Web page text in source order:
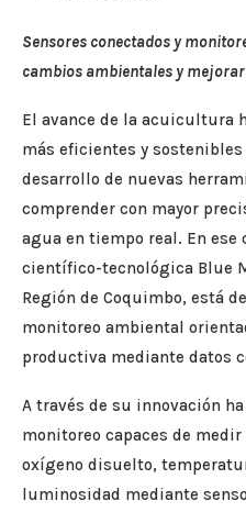
Sensores conectados y
cambios ambientales y
El avance de la acuicultura
más eficientes y
desarrollo de nuevas
comprender con mayor
agua en tiempo real. En ese
científico-tecnológica Blue
Región de Coquimbo, está
monitoreo ambiental
productiva mediante datos
A través de su innovación
monitoreo capaces de
oxígeno disuelto,
luminosidad mediante